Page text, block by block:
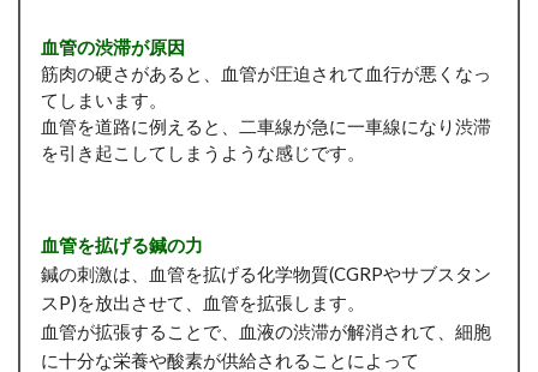
血管の渋滞が原因
筋肉の硬さがあると、血管が圧迫されて血行が悪くなっ
てしまいます。
血管を道路に例えると、二車線が急に一車線になり渋滞
を引き起こしてしまうような感じです。
血管を拡げる鍼の力
鍼の刺激は、血管を拡げる化学物質(CGRPやサブスタン
スP)を放出させて、血管を拡張します。
血管が拡張することで、血液の渋滞が解消されて、細胞
に十分な栄養や酸素が供給されることによって